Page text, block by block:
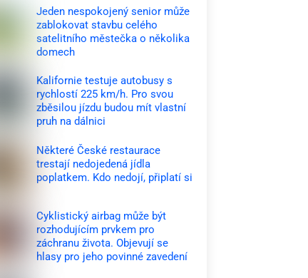
Jeden nespokojený senior může
zablokovat stavbu celého
satelitního městečka o několika
domech
Kalifornie testuje autobusy s
rychlostí 225 km/h. Pro svou
zběsilou jízdu budou mít vlastní
pruh na dálnici
Některé České restaurace
trestají nedojedená jídla
poplatkem. Kdo nedojí, připlatí si
Cyklistický airbag může být
rozhodujícím prvkem pro
záchranu života. Objevují se
hlasy pro jeho povinné zavedení